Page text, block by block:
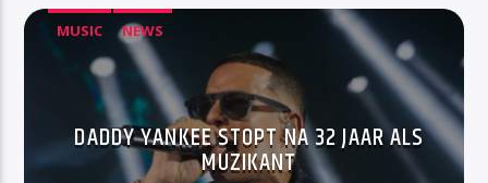
MUSIC NEWS
DADDY YANKEE STOPT NA 32 JAAR ALS
MUZIKANT